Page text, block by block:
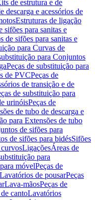
de estrutura e de
descarga e acessórios de
Estruturas de ligação
sifões para sanitas e
de sifões para sanitas e
para Curvas de
para Conjuntos
Peças de substituição para
de PVCPeças de
de transição e de
de substituição para
urinóisPeças de
de tubo de descarga e
para Extensões de tubo
de sifões para
de sifões para bidésSifões
LigaçõesÁreas de
para
móvelPeças de
Lavatórios de pousarPeças
Lava-mãosPeças de
cantoLavatórios